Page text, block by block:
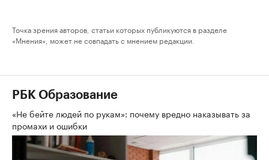
Точка зрения авторов, статьи которых публикуются в разделе
«Мнения», может не совпадать с мнением редакции.
РБК Образование
«Не бейте людей по рукам»: почему вредно наказывать за
промахи и ошибки